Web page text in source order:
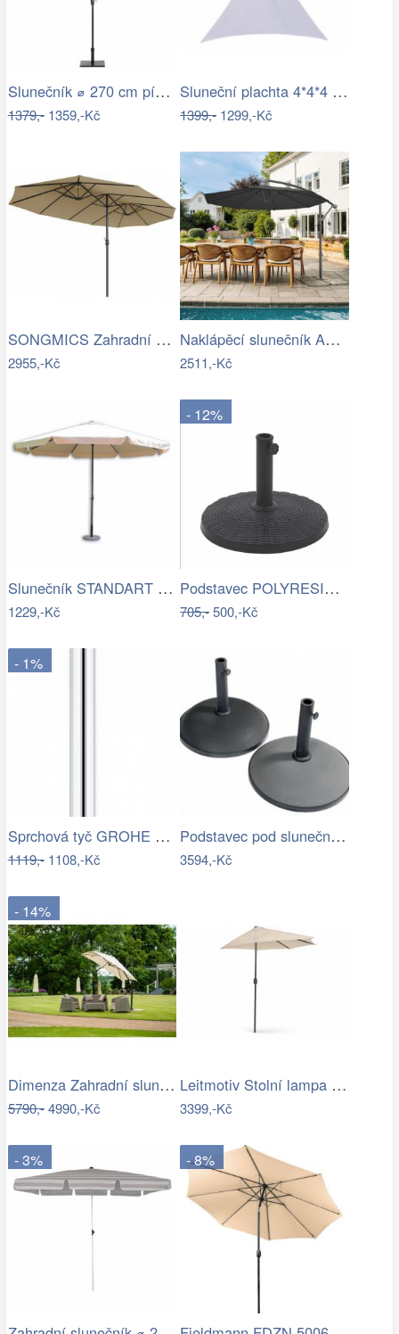
Slunečník ⌀ 270 cm pískově béžový VARESE
1379,-1359,-Kč
Sluneční plachta 4*4*4 m bílá
1399,-1299,-Kč
SONGMICS Zahradní slunečník Lyre šedý
2955,-Kč
Naklápěcí slunečník ASL-E1116 Autronic
2511,-Kč
Slunečník STANDART Ø 300 cm ROJAPLAST
1229,-Kč
- 12%
Podstavec POLYRESIN 10kg ROJAPLAST
705,-500,-Kč
- 1%
Sprchová tyč GROHE Euphoria Neutral…
1119,-1108,-Kč
Podstavec pod slunečník BRAGGE 50 kg -…
3594,-Kč
- 14%
Dimenza Zahradní slunečník ROMA výkyvný…
5790,-4990,-Kč
Leitmotiv Stolní lampa ve tvaru hřibu…
3399,-Kč
- 3% - 8%